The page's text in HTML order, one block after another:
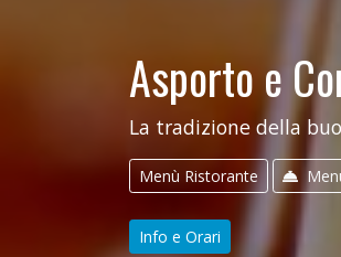
Asporto e
La tradizione della
Menù Ristorante
Info e Orari